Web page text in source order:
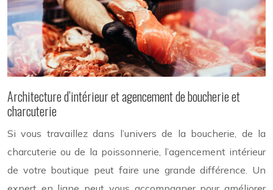
Architecture d’intérieur et agencement de boucherie et
charcuterie
Si vous travaillez dans l’univers de la boucherie, de la
charcuterie ou de la poissonnerie, l’agencement intérieur
de votre boutique peut faire une grande différence. Un